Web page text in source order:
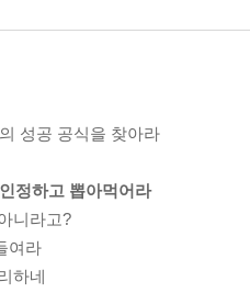
성공 공식을 찾아라
정하고 뽑아먹어라
니라고?
여라
하네